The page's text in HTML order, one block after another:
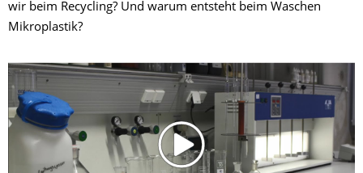
wir beim Recycling? Und warum entsteht beim Waschen
Mikroplastik?